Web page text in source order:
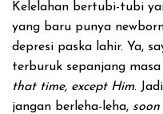
Kelelahan bertubi-tubi
yang baru punya
depresi paska lahir. Ya,
terburuk sepanjang
that time, except Him.
jangan berleha-leha,